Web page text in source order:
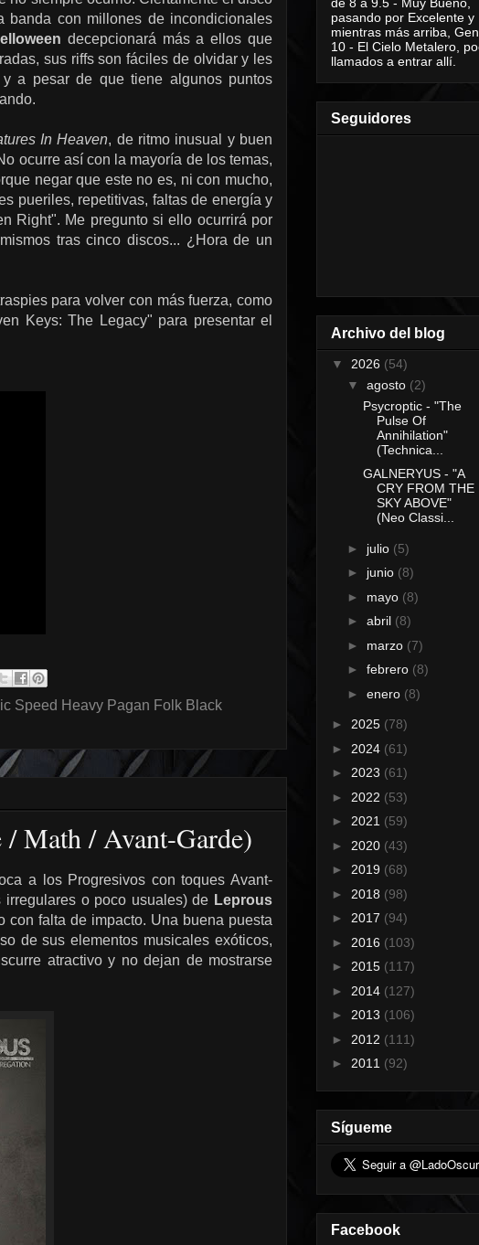
banda con millones de incondicionales
decepcionará más a ellos que
sus riffs son fáciles de olvidar y les
a pesar de que tiene algunos puntos
In Heaven, de ritmo inusual y buen
ocurre así con la mayoría de los temas,
negar que este no es, ni con mucho,
pueriles, repetitivas, faltas de energía y
Right". Me pregunto si ello ocurrirá por
tras cinco discos... ¿Hora de un
para volver con más fuerza, como
Keys: The Legacy" para presentar el
Speed Heavy Pagan Folk Black
Math / Avant-Garde)
a los Progresivos con toques Avant-
o poco usuales) de Leprous
con falta de impacto. Una buena puesta
de sus elementos musicales exóticos,
atractivo y no dejan de mostrarse
pasando por Excelente y
mientras más arriba,
10 - El Cielo Metalero,
llamados a entrar allí.
Seguidores
Archivo del blog
▼ 2026 (54)
▼ agosto (2)
Psycroptic - "The
Pulse Of
Annihilation"
(Technica...
GALNERYUS - "A
CRY FROM THE
SKY ABOVE"
(Neo Classi...
► julio (5)
► junio (8)
► mayo (8)
► abril (8)
► marzo (7)
► febrero (8)
► enero (8)
► 2025 (78)
► 2024 (61)
► 2023 (61)
► 2022 (53)
► 2021 (59)
► 2020 (43)
► 2019 (68)
► 2018 (98)
► 2017 (94)
► 2016 (103)
► 2015 (117)
► 2014 (127)
► 2013 (106)
► 2012 (111)
► 2011 (92)
Sígueme
Facebook